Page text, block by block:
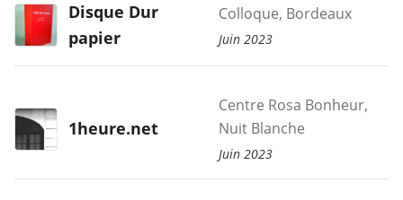
Disque Dur
papier
Colloque, Bordeaux
Juin 2023
1heure.net
Centre Rosa Bonheur,
Nuit Blanche
Juin 2023